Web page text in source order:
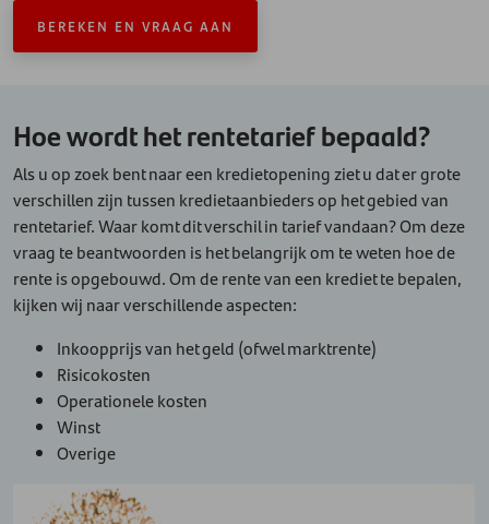
BEREKEN EN VRAAG AAN
Hoe wordt het rentetarief bepaald?
Als u op zoek bent naar een kredietopening ziet u dat er grote
verschillen zijn tussen kredietaanbieders op het gebied van
rentetarief. Waar komt dit verschil in tarief vandaan? Om deze
vraag te beantwoorden is het belangrijk om te weten hoe de
rente is opgebouwd. Om de rente van een krediet te bepalen,
kijken wij naar verschillende aspecten:
Inkoopprijs van het geld (ofwel marktrente)
Risicokosten
Operationele kosten
Winst
Overige